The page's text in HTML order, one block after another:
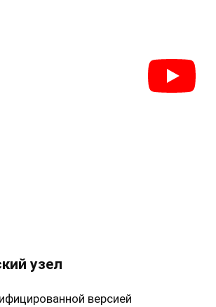
узел
версией